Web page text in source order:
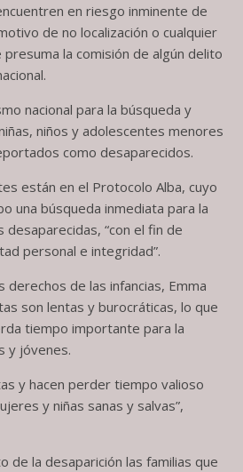
en riesgo inminente de
de no localización o cualquier
la comisión de algún delito
nacional para la búsqueda y
niños y adolescentes menores
como desaparecidos.
están en el Protocolo Alba, cuyo
una búsqueda inmediata para la
desaparecidas, “con el fin de
personal e integridad”.
derechos de las infancias, Emma
son lentas y burocráticas, lo que
tiempo importante para la
y jóvenes.
y hacen perder tiempo valioso
y niñas sanas y salvas”,
de la desaparición las familias que